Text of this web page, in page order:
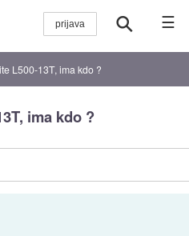
☰
L500-13T, ima kdo ?
ima kdo ?